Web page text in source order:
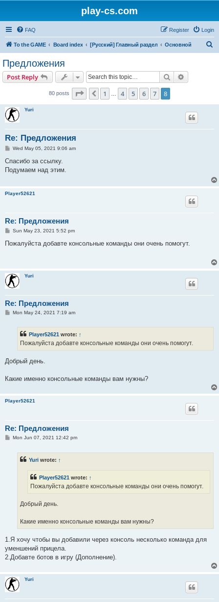
play-cs.com
FAQ Login
Register
To the GAME Board index [Русский] Главный раздел Основной
Предложения
Post Reply Search
80 posts Page of8
Previous
1 4 5 6 7 8
Yuri
Re: Предложения
P
s
Wed May 05, 2021 9:06 am
Спасибо за ссылку.
Подумаем над этим.
Player52621
Re: Предложения
P
s
Sun May 23, 2021 5:52 pm
Пожалуйста добавте консольные команды они очень помогут.
Yuri
Re: Предложения
PMon May 24, 2021 7:19 am
Player52621 wrote: ↑
Пожалуйста добавте консольные команды они очень помогут.
Добрый день.
Какие именно консольные команды вам нужны?
Player52621
Re: Предложения
PMon Jun 07, 2021 12:42 pm
Yuri wrote: ↑
Player52621 wrote: ↑
Пожалуйста добавте консольные команды они очень помогут.
Добрый день.
Какие именно консольные команды вам нужны?
1.Я хочу чтобы вы добавили через консоль несколько команда для
уменшений прицела.
2.Добавте ботов в игру (Дополнение).
Yuri